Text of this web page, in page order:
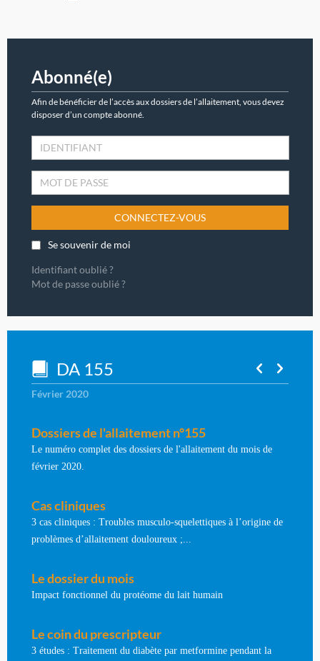
Abonné(e)
Afin de bénéficier de l’accès aux dossiers de l’allaitement, vous devez
disposer d’un compte abonné.
CONNECTEZ-VOUS
Se souvenir de moi
Identifiant oublié ?
Mot de passe oublié ?
DA 155
Février 2020
Dossiers de l'allaitement n°155
Le numéro complet des dossiers de l'allaitement du mois de
février 2020.
Cas cliniques
3 cas cliniques : Troubles musculo-squelettiques à l’origine de
problèmes d’allaitement douloureux ;...
Le dossier du mois
Impact fonctionnel du protéome du lait humain
Le coin du prescripteur
3 études : Traitement du diabète par metformine pendant la